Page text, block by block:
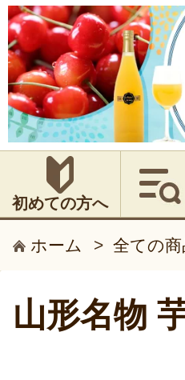
初めての方へ
ホーム > 全ての商
山形名物